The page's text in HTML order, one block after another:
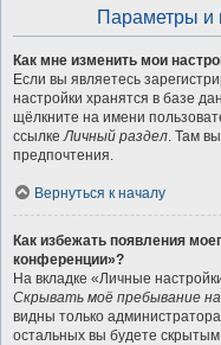
Параметры и
Как мне изменить мои
Если вы являетесь
настройки хранятся в базе
щёлкните на имени
ссылкеЛичный раздел. Там
предпочтения.
Вернуться к началу
Как избежать появления
конференции»?
На вкладке «Личные
Скрывать моё пребывание
видны только
остальных вы будете